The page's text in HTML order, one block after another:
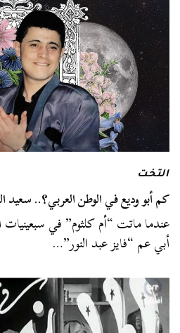
التخت
كم أبو وديع في الوطن العربي؟.. سعيد
عندما ماتت “أم كلثوم” في
أبي عم “فايز عبد النور”…